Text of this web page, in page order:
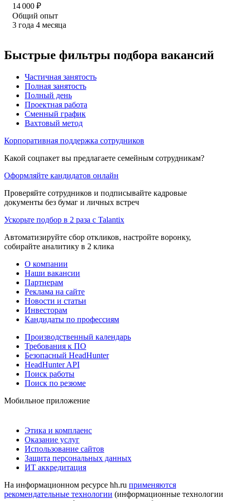
14 000 ₽
Общий опыт
3 года 4 месяца
Быстрые фильтры подбора вакансий
Частичная занятость
Полная занятость
Полный день
Проектная работа
Сменный график
Вахтовый метод
Корпоративная поддержка сотрудников
Какой соцпакет вы предлагаете семейным сотрудникам?
Оформляйте кандидатов онлайн
Проверяйте сотрудников и подписывайте кадровые
документы без бумаг и личных встреч
Ускорьте подбор в 2 раза с Talantix
Автоматизируйте сбор откликов, настройте воронку,
собирайте аналитику в 2 клика
О компании
Наши вакансии
Партнерам
Реклама на сайте
Новости и статьи
Инвесторам
Кандидаты по профессиям
Производственный календарь
Требования к ПО
Безопасный HeadHunter
HeadHunter API
Поиск работы
Поиск по резюме
Мобильное приложение
Этика и комплаенс
Оказание услуг
Использование сайтов
Защита персональных данных
ИТ аккредитация
На информационном ресурсе hh.ru применяются
рекомендательные технологии (информационные технологии